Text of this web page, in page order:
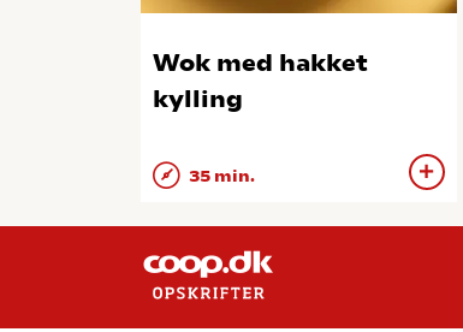
Wok med hakket
kylling
35 min.